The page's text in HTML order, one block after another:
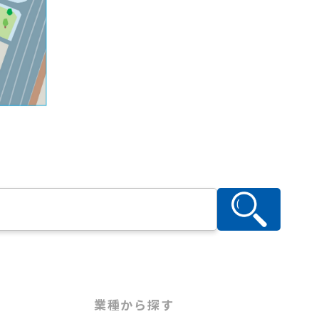
業種から探す